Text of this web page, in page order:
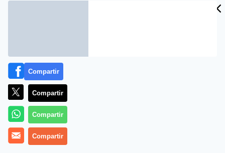
La tracción total inteligente lleva la experiencia de
conducción a un nuevo nivel. Con su innovador
sistema híbrido inteligente de tracción total Hi4, GWM
Compartir
Compartir
Compartir
Compartir